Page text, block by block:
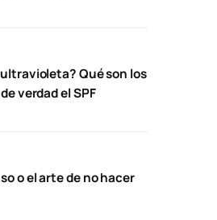
Qué son los
verdad el SPF
o el arte de no hacer